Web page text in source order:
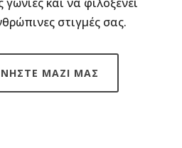
στιγμές σας.
ΜΑΖΙ ΜΑΣ